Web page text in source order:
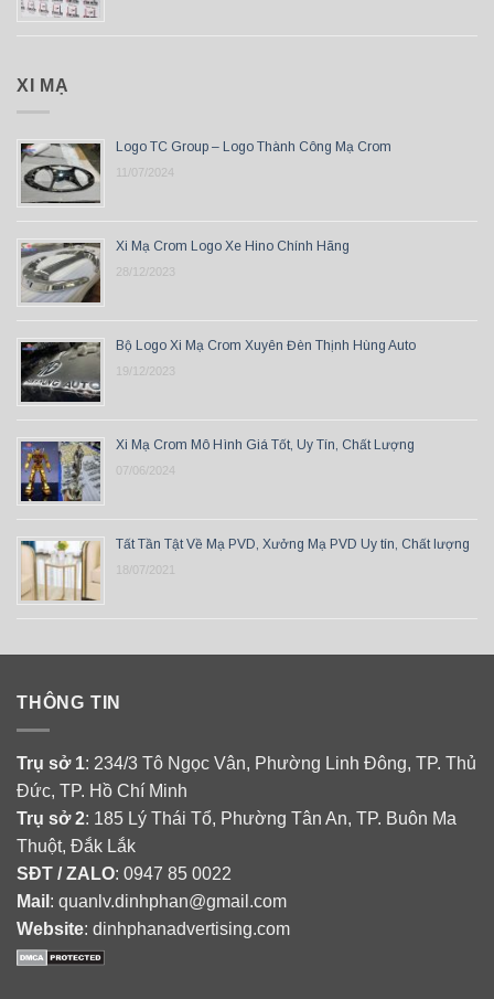
XI MẠ
Logo TC Group – Logo Thành Công Mạ Crom
11/07/2024
Xi Mạ Crom Logo Xe Hino Chính Hãng
28/12/2023
Bộ Logo Xi Mạ Crom Xuyên Đèn Thịnh Hùng Auto
19/12/2023
Xi Mạ Crom Mô Hình Giá Tốt, Uy Tín, Chất Lượng
07/06/2024
Tất Tần Tật Về Mạ PVD, Xưởng Mạ PVD Uy tín, Chất lượng
18/07/2021
THÔNG TIN
Trụ sở 1: 234/3 Tô Ngọc Vân, Phường Linh Đông, TP. Thủ
Đức, TP. Hồ Chí Minh
Trụ sở 2: 185 Lý Thái Tổ, Phường Tân An, TP. Buôn Ma
Thuột, Đắk Lắk
SĐT / ZALO: 0947 85 0022
Mail : quanlv.dinhphan@gmail.com
Website: dinhphanadvertising.com